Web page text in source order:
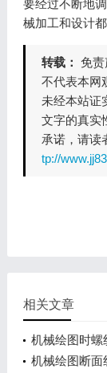
要经过不断地
械加工和设计都
转载： 免责
不代表本网
未经本站证
文字的真实
承诺，请读
tp://
相关文章
机械绘图时螺
机械绘图断面